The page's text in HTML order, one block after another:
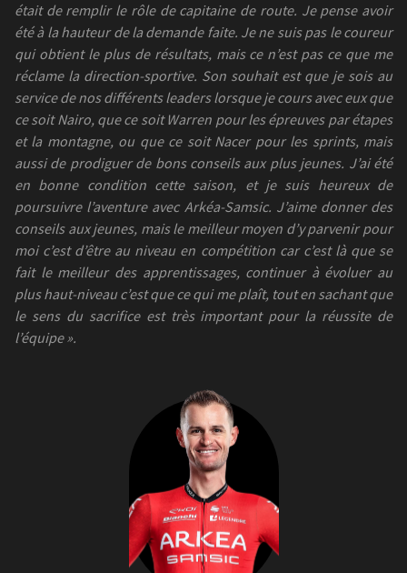
était de remplir le rôle de capitaine de route. Je pense avoir
été à la hauteur de la demande faite. Je ne suis pas le coureur
qui obtient le plus de résultats, mais ce n’est pas ce que me
réclame la direction-sportive. Son souhait est que je sois au
service de nos différents leaders lorsque je cours avec eux que
ce soit Nairo, que ce soit Warren pour les épreuves par étapes
et la montagne, ou que ce soit Nacer pour les sprints, mais
aussi de prodiguer de bons conseils aux plus jeunes. J’ai été
en bonne condition cette saison, et je suis heureux de
poursuivre l’aventure avec Arkéa-Samsic. J’aime donner des
conseils aux jeunes, mais le meilleur moyen d’y parvenir pour
moi c’est d’être au niveau en compétition car c’est là que se
fait le meilleur des apprentissages, continuer à évoluer au
plus haut-niveau c’est que ce qui me plaît, tout en sachant que
le sens du sacrifice est très important pour la réussite de
l’équipe ».